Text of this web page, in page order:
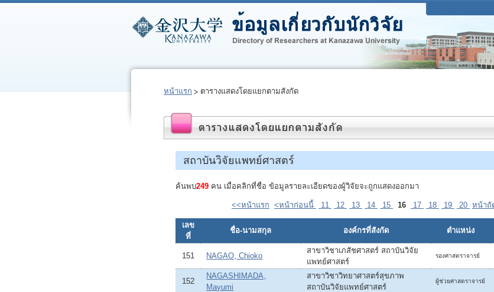
หน้าแรก ตารางแสดงโดยแยกตามสังกัด
สถาบันวิจัยแพทย์ศาสตร์
ค้นพบ249 คน เมื่อคลิกที่ชื่อ ข้อมูลรายละเอียดของผู้วิจัยจะถูกแสดงออกมา
<<หน้าแรก <หน้าก่อนนี้ 11 12 13 14 15 16 17 18 19 20 หน้าถั
เลข
ที่
ชื่อ-นามสกุล องค์กรที่สังกัด ตำแหน่ง
151 NAGAO, Chioko
สาขาวิชาเภสัชศาสตร์ สถาบันวิจัย
แพทย์ศาสตร์
รองศาสตราจารย์
152
NAGASHIMADA,
Mayumi
สาขาวิชาวิทยาศาสตร์สุขภาพ
สถาบันวิจัยแพทย์ศาสตร์
ผู้ช่วยศาสตราจารย์